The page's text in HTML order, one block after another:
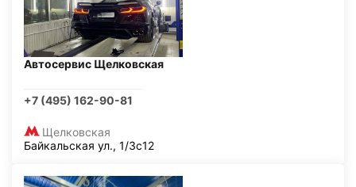
Автосервис Щелковская
+7 (495) 162-90-81
Щелковская
Байкальская ул., 1/3с12